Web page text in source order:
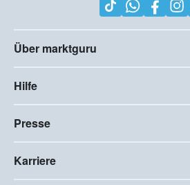
Über marktguru
Hilfe
Presse
Karriere